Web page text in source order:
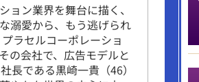
ン業界を舞台に描く、
溺愛から、もう逃げられ
ラセルコーポレーショ
の会社で、広告モデルと
長である黒崎一貴（46）